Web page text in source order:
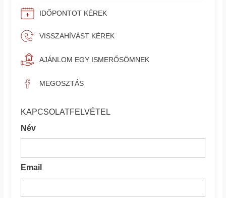
IDŐPONTOT KÉREK
VISSZAHÍVÁST KÉREK
AJÁNLOM EGY ISMERŐSÖMNEK
MEGOSZTÁS
KAPCSOLATFELVÉTEL
Név
Email